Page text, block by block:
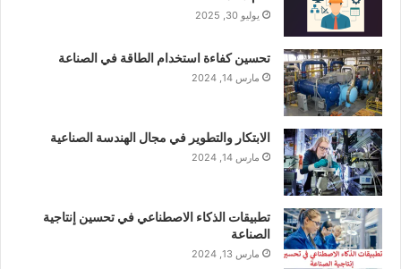
يوليو 30, 2025
تحسين كفاءة استخدام الطاقة في الصناعة
مارس 14, 2024
الابتكار والتطوير في مجال الهندسة الصناعية
مارس 14, 2024
تطبيقات الذكاء الاصطناعي في تحسين إنتاجية
الصناعة
مارس 13, 2024